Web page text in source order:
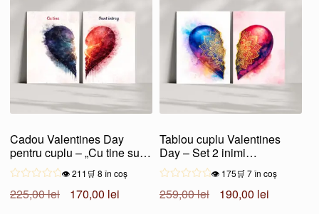
Cadou Valentines Day
pentru cuplu – „Cu tine sunt
întreg”
👁️ 211 🛒 8 în coș
225,00lei
Prețul
170,00 leiPrețul
Tablou cuplu Valentines
Day – Set 2 inimi
complementare
👁️ 175🛒 7 în coș
259,00lei
Prețul
190,00 leiPrețul